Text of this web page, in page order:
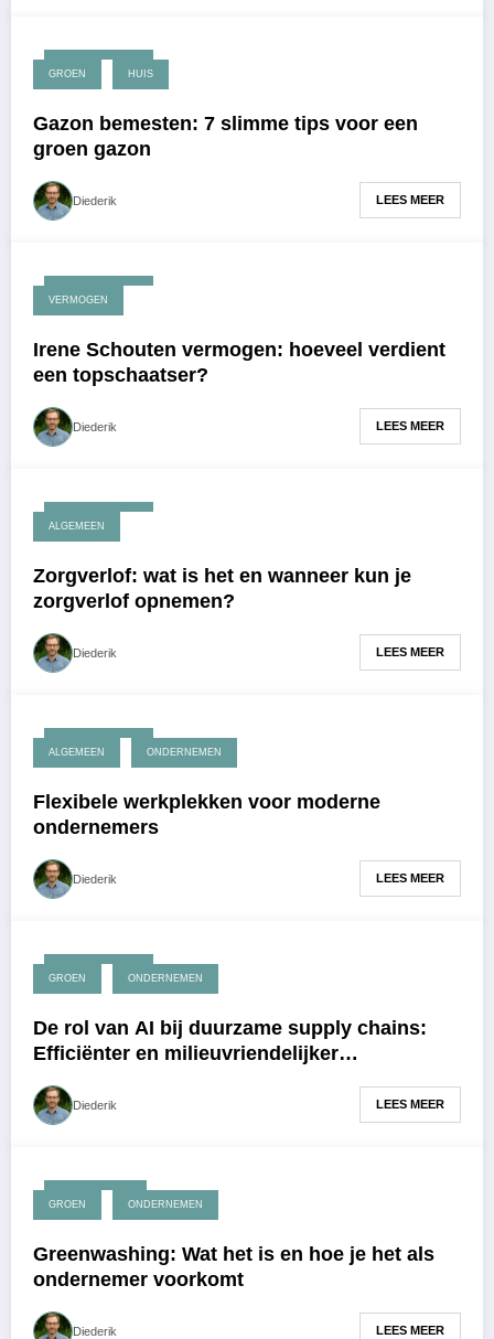
maart 27, 2026
GROEN HUIS
Gazon bemesten: 7 slimme tips voor een
groen gazon
Diederik LEES MEER
maart 23, 2026
VERMOGEN
Irene Schouten vermogen: hoeveel verdient
een topschaatser?
Diederik LEES MEER
maart 20, 2026
ALGEMEEN
Zorgverlof: wat is het en wanneer kun je
zorgverlof opnemen?
Diederik LEES MEER
maart 13, 2026
ALGEMEEN ONDERNEMEN
Flexibele werkplekken voor moderne
ondernemers
Diederik LEES MEER
maart 12, 2026
GROEN ONDERNEMEN
De rol van AI bij duurzame supply chains:
Efficiënter en milieuvriendelijker
Diederik LEES MEER
maart 9, 2026
GROEN ONDERNEMEN
Greenwashing: Wat het is en hoe je het als
ondernemer voorkomt
Diederik LEES MEER